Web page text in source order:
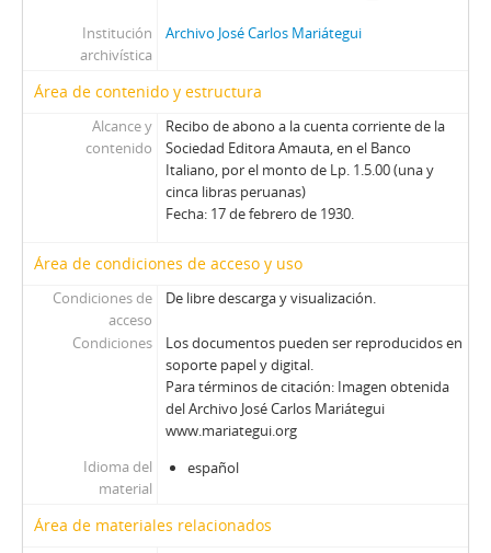
Institución
archivística
Archivo José Carlos Mariátegui
Área de contenido y estructura
Alcance y
contenido
Recibo de abono a la cuenta corriente de la
Sociedad Editora Amauta, en el Banco
Italiano, por el monto de Lp. 1.5.00 (una y
cinca libras peruanas)
Fecha: 17 de febrero de 1930.
Área de condiciones de acceso y uso
Condiciones de
acceso
De libre descarga y visualización.
Condiciones
Los documentos pueden ser reproducidos en
soporte papel y digital.
Para términos de citación: Imagen obtenida
del Archivo José Carlos Mariátegui
www.mariategui.org
Idioma del
material
español
Área de materiales relacionados